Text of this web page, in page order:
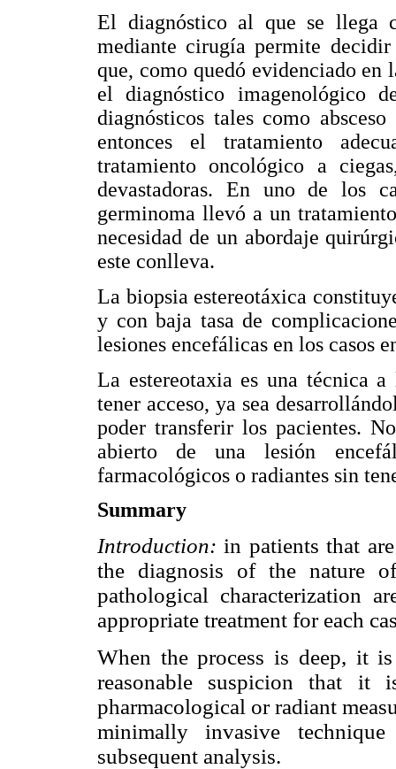
El diagnóstico al que se llega
mediante cirugía permite
que, como quedó evidenciado en
el diagnóstico imagenológico
diagnósticos tales como
entonces el tratamiento
tratamiento oncológico a
devastadoras. En uno de los
germinoma llevó a un
necesidad de un abordaje
este conlleva.
La biopsia estereotáxica
y con baja tasa de
lesiones encefálicas en los casos
La estereotaxia es una técnica
tener acceso, ya sea
poder transferir los pacientes.
abierto de una lesión
farmacológicos o radiantes sin
Summary
Introduction:in patients that
the diagnosis of the nature
pathological characterization
appropriate treatment for each
When the process is deep, it
reasonable suspicion that it
pharmacological or radiant
minimally invasive
subsequent analysis.